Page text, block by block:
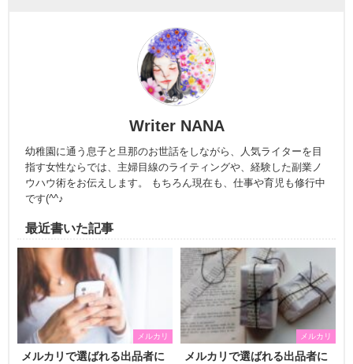
Writer NANA
幼稚園に通う息子と旦那のお世話をしながら、人気ライターを目
指す女性ならでは、主婦目線のライティングや、経験した副業ノ
ウハウ術をお伝えします。 もちろん現在も、仕事や育児も修行中
です(^^♪
最近書いた記事
メルカリ
メルカリで選ばれる出品者に
メルカリ
メルカリで選ばれる出品者に